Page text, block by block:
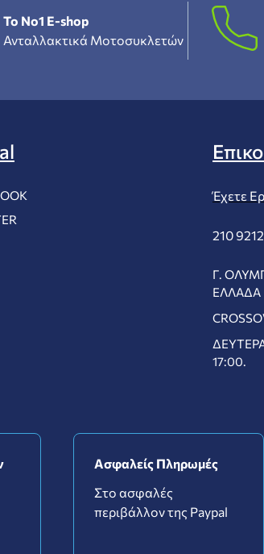
To Νο1 Ε-shop
Ανταλλακτικά Μοτοσυκλετών
Έχετε
210
Γ.
ΕΛΛΆΔΑ
17:00.
Ασφαλείς Πληρωμές
Στο ασφαλές
περιβάλλον της Paypal